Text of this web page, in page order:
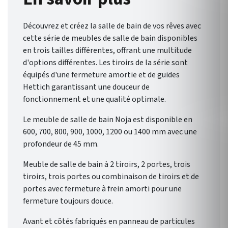
une salle de bain qui vous
ressemble.
Découvrez et créez la salle de bain de vos rêves avec
cette série de meubles de salle de bain disponibles
en trois tailles différentes, offrant une multitude
d'options différentes. Les tiroirs de la série sont
équipés d'une fermeture amortie et de guides
Hettich garantissant une douceur de
fonctionnement et une qualité optimale.
Le meuble de salle de bain Noja est disponible en
600, 700, 800, 900, 1000, 1200 ou 1400 mm avec une
profondeur de 45 mm.
Meuble de salle de bain à 2 tiroirs, 2 portes, trois
tiroirs, trois portes ou combinaison de tiroirs et de
portes avec fermeture à frein amorti pour une
fermeture toujours douce.
Avant et côtés fabriqués en panneau de particules